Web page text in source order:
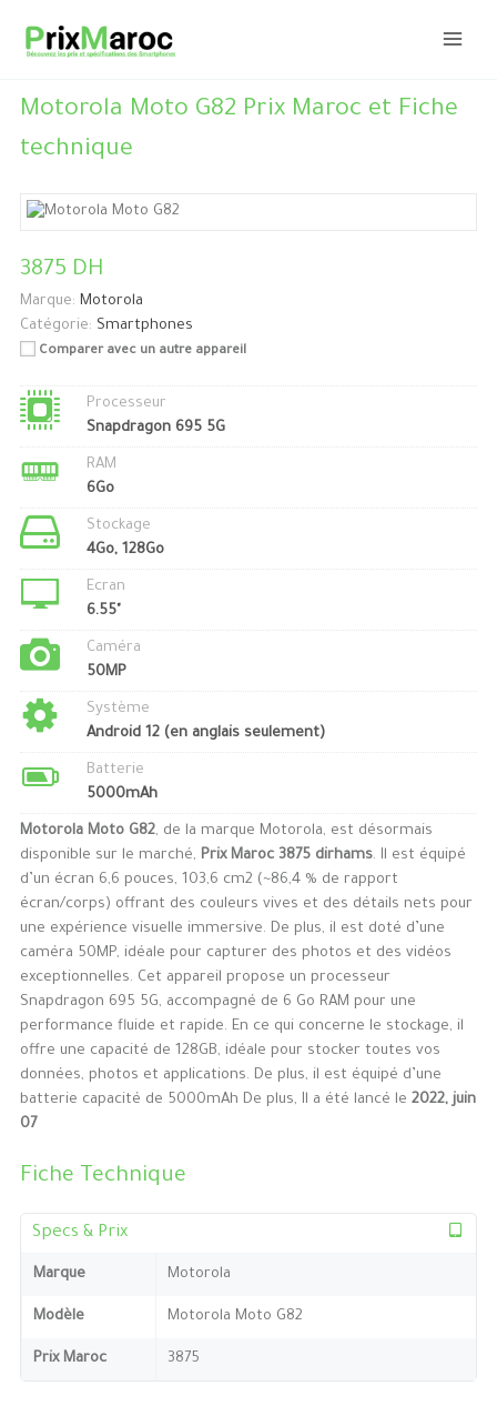
Motorola Moto G82 Prix Maroc et Fiche
technique
3875 DH
Marque: Motorola
Catégorie: Smartphones
Comparer avec un autre appareil
Processeur
Snapdragon 695 5G
RAM
6Go
Stockage
4Go, 128Go
Ecran
6.55"
Caméra
50MP
Système
Android 12 (en anglais seulement)
Batterie
5000mAh
Motorola Moto G82, de la marque Motorola, est désormais
disponible sur le marché, Prix Maroc 3875 dirhams. Il est équipé
d’un écran 6,6 pouces, 103,6 cm2 (~86,4 % de rapport
écran/corps) offrant des couleurs vives et des détails nets pour
une expérience visuelle immersive. De plus, il est doté d’une
caméra 50MP, idéale pour capturer des photos et des vidéos
exceptionnelles. Cet appareil propose un processeur
Snapdragon 695 5G, accompagné de 6 Go RAM pour une
performance fluide et rapide. En ce qui concerne le stockage, il
offre une capacité de 128GB, idéale pour stocker toutes vos
données, photos et applications. De plus, il est équipé d’une
batterie capacité de 5000mAh De plus, Il a été lancé le 2022, juin
07
Fiche Technique
Specs & Prix
Marque Motorola
Modèle Motorola Moto G82
Prix Maroc 3875